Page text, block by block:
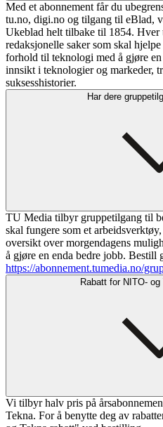
Med et abonnement får du
tu.no, digi.no og tilgang til eBlad,
Ukeblad helt tilbake til 1854. Hver
redaksjonelle saker som skal
forhold til teknologi med å gjøre
innsikt i teknologier og markeder,
suksesshistorier.
Har dere
TU Media tilbyr gruppetilgang til
skal fungere som et
oversikt over morgendagens
å gjøre en enda bedre jobb. Bestill
https://abonnement.tumedia.no/
Rabatt for NITO-
Vi tilbyr halv pris på
Tekna. For å benytte deg av